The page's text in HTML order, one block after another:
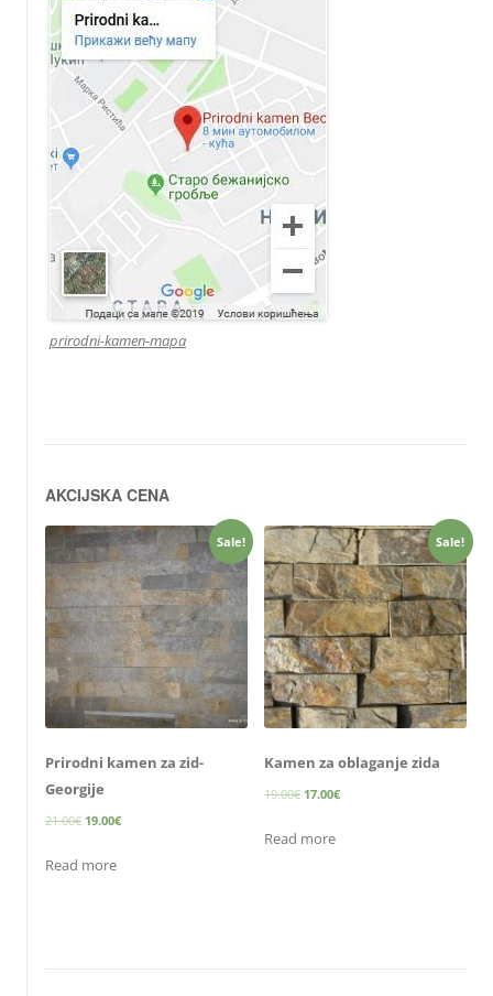
prirodni-kamen-mapa
AKCIJSKA CENA
Sale!
Prirodni kamen za zid-
Georgije
21.00€ 19.00€
Read more
Sale!
Kamen za oblaganje zida
19.00€ 17.00€
Read more